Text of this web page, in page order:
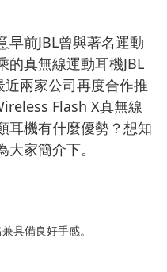
早前JBL曾與著名運動
真無線運動耳機JBL
兩家公司再度合作推
Flash X真無線
耳機有什麼優勢？想知
家簡介下。
具備良好手感。